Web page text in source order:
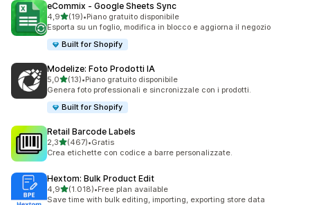
eCommix ‑ Google Sheets Sync
4,9stelle su 5
(19)
19 recensioni totali
•Piano gratuito disponibile
Esporta su un foglio, modifica in blocco e aggiorna il negozio
Built for Shopify
Modelize: Foto Prodotti IA
5,0stelle su 5
(13)
13 recensioni totali
•Piano gratuito disponibile
Genera foto professionali e sincronizzale con i prodotti.
Built for Shopify
Retail Barcode Labels
2,3stelle su 5
(467)
467 recensioni totali
•Gratis
Crea etichette con codice a barre personalizzate.
Hextom: Bulk Product Edit
4,9stelle su 5
(1.018)
1018 recensioni totali
•Free plan available
Save time with bulk editing, importing, exporting store data